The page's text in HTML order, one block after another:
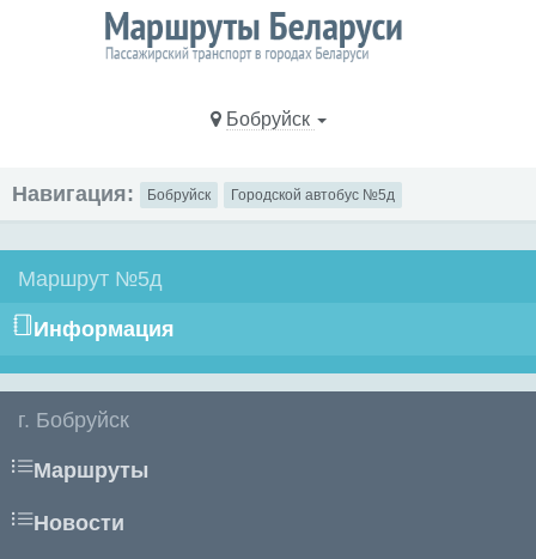
Бобруйск
Навигация: Бобруйск Городской автобус №5д
Маршрут №5д
Информация
г. Бобруйск
Маршруты
Новости